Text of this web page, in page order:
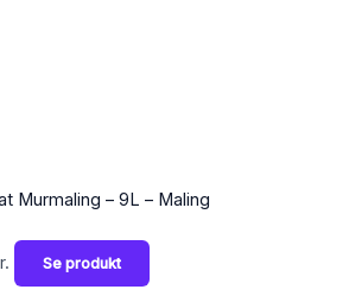
Murmaling – 9L – Maling
Se produkt